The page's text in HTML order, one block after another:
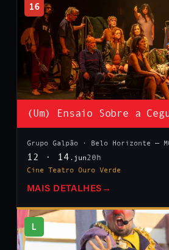
16
(Um) Ensaio Sobre a
Grupo Galpão · Belo Horizonte —
12 · 14 .jun20h
Cine Teatro Ouro Verde
MAIS DETALHES →
L